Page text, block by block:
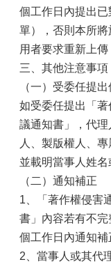
個工作日內提出
單），否則本所
用者要求重新上傳
三、其他注意事項
（一）受委任提
如受委任提出「
議通知書」，代
人、製版權人、
並載明當事人姓名
（二）通知補正
1、「著作權侵害
書」內容若有不
個工作日內通知補
2、當事人或其代